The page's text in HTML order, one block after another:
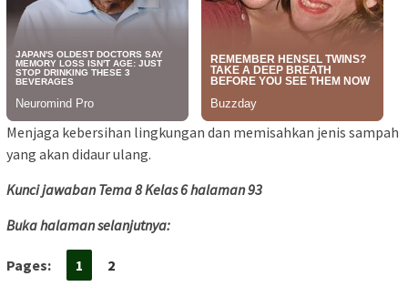
Menjaga kebersihan lingkungan dan memisahkan jenis sampah
yang akan didaur ulang.
Kunci jawaban Tema 8 Kelas 6 halaman 93
Buka halaman selanjutnya:
Pages: 1 2